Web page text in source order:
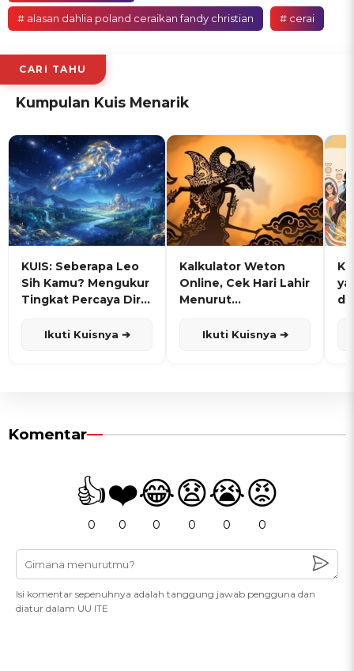
# alasan dahlia poland ceraikan fandy christian # cerai
CARI TAHU
Kumpulan Kuis Menarik
KUIS: Seberapa Leo
Sih Kamu? Mengukur
Tingkat Percaya Diri
Ikuti Kuisnya ➔
Kalkulator Weton
Online, Cek Hari Lahir
Menurut
Ikuti Kuisnya ➔
Komentar
👍
0
❤️
0
😂
0
😧
0
😭
0
😡
0
Isi komentar sepenuhnya adalah tanggung jawab pengguna dan
diatur dalam UU ITE